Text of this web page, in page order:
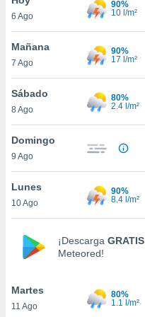
en
más
nuestra
de
aceptar
de
6 Ago
90%
10 l/m²
Mañana
7 Ago
90%
17 l/m²
Sábado
8 Ago
80%
2.4 l/m²
Domingo
9 Ago
Lunes
10 Ago
90%
8.4 l/m²
¡Descarga GRATIS
Meteored!
Martes
11 Ago
80%
1.1 l/m²